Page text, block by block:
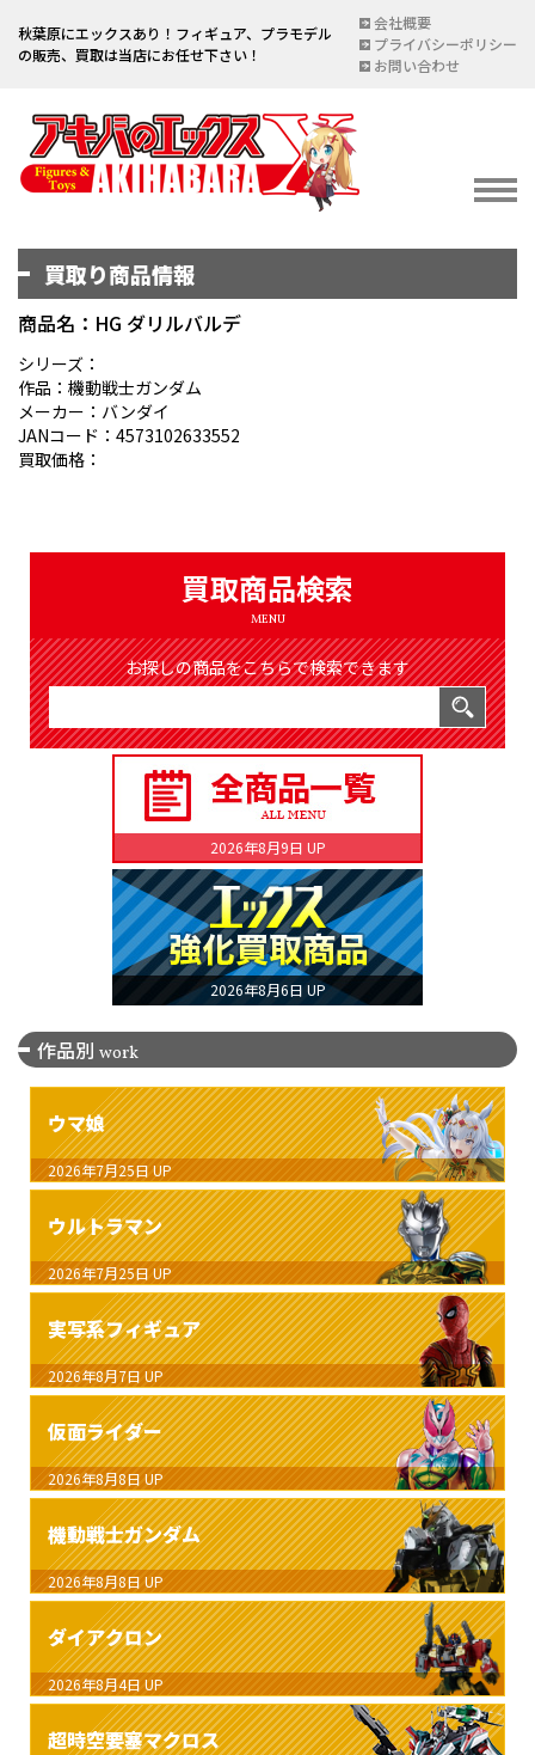
秋葉原にエックスあり！フィギュア、プラモデル
の販売、買取は当店にお任せ下さい！
会社概要
プライバシーポリシー
お問い合わせ
イベント情報
宅配買取のご案内
DELIVERY PURCHASE
買取お申し込み
ASSESSMENT
買取り商品情報
商品名：HG ダリルバルデ
シリーズ：
作品：機動戦士ガンダム
メーカー：バンダイ
JANコード：4573102633552
買取価格：
買取商品検索
MENU
お探しの商品をこちらで検索できます
2026年8月9日 UP
2026年8月6日 UP
作品別 work
ウマ娘
2026年7月25日 UP
ウルトラマン
2026年7月25日 UP
実写系フィギュア
2026年8月7日 UP
仮面ライダー
2026年8月8日 UP
機動戦士ガンダム
2026年8月8日 UP
ダイアクロン
2026年8月4日 UP
超時空要塞マクロス